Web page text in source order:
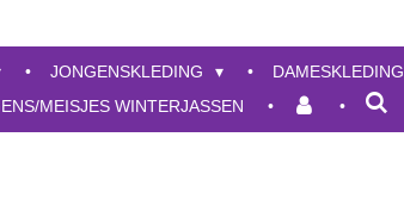
JONGENSKLEDING
DAMESKLEDING
MEISJES WINTERJASSEN